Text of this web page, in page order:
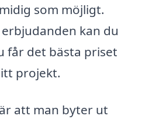
som möjligt.
kan du
får det bästa priset
projekt.
att man byter ut